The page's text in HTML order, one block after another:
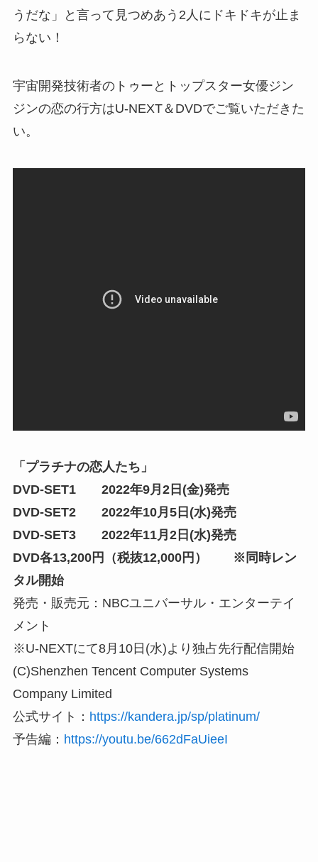
うだな」と言って見つめあう2人にドキドキが止ま
らない！
宇宙開発技術者のトゥーとトップスター女優ジン
ジンの恋の行方はU-NEXT＆DVDでご覧いただきた
い。
「プラチナの恋人たち」
DVD-SET1 2022年9月2日(金)発売
DVD-SET2 2022年10月5日(水)発売
DVD-SET3 2022年11月2日(水)発売
DVD各13,200円（税抜12,000円） ※同時レン
タル開始
発売・販売元：NBCユニバーサル・エンターテイ
メント
※U-NEXTにて8月10日(水)より独占先行配信開始
(C)Shenzhen Tencent Computer Systems
Company Limited
公式サイト： https://kandera.jp/sp/platinum/
予告編： https://youtu.be/662dFaUieeI